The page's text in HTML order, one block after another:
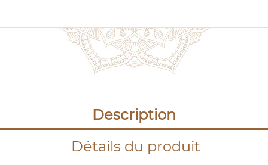
Description
Détails du produit